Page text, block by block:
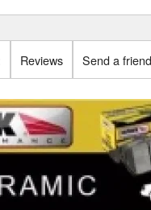
Reviews Send a friend